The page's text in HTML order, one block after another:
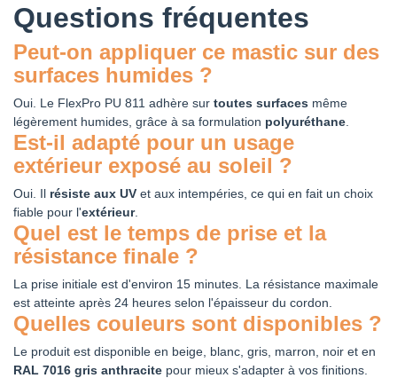
Questions fréquentes
Peut-on appliquer ce mastic sur des
surfaces humides ?
Oui. Le FlexPro PU 811 adhère sur toutes surfaces même
légèrement humides, grâce à sa formulation polyuréthane
Est-il adapté pour un usage
extérieur exposé au soleil ?
Oui. Il résiste aux UV et aux intempéries, ce qui en fait un choix
fiable pour l'extérieur.
Quel est le temps de prise et la
résistance finale ?
La prise initiale est d'environ 15 minutes. La résistance maximale
est atteinte après 24 heures selon l'épaisseur du cordon.
Quelles couleurs sont disponibles ?
Le produit est disponible en beige, blanc, gris, marron, noir et en
RAL 7016 gris anthracite pour mieux s'adapter à vos finitions.